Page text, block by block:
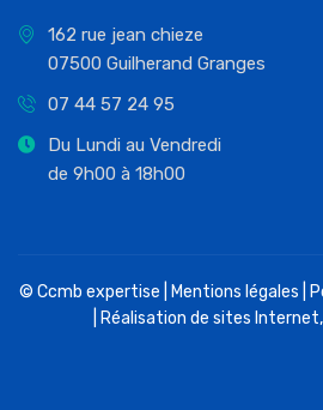
162 rue jean chieze
07500 Guilherand Granges
07 44 57 24 95
Du Lundi au Vendredi
de 9h00 à 18h00
© Ccmb expertise | Mentions légales
| Réalisation de sites Internet,